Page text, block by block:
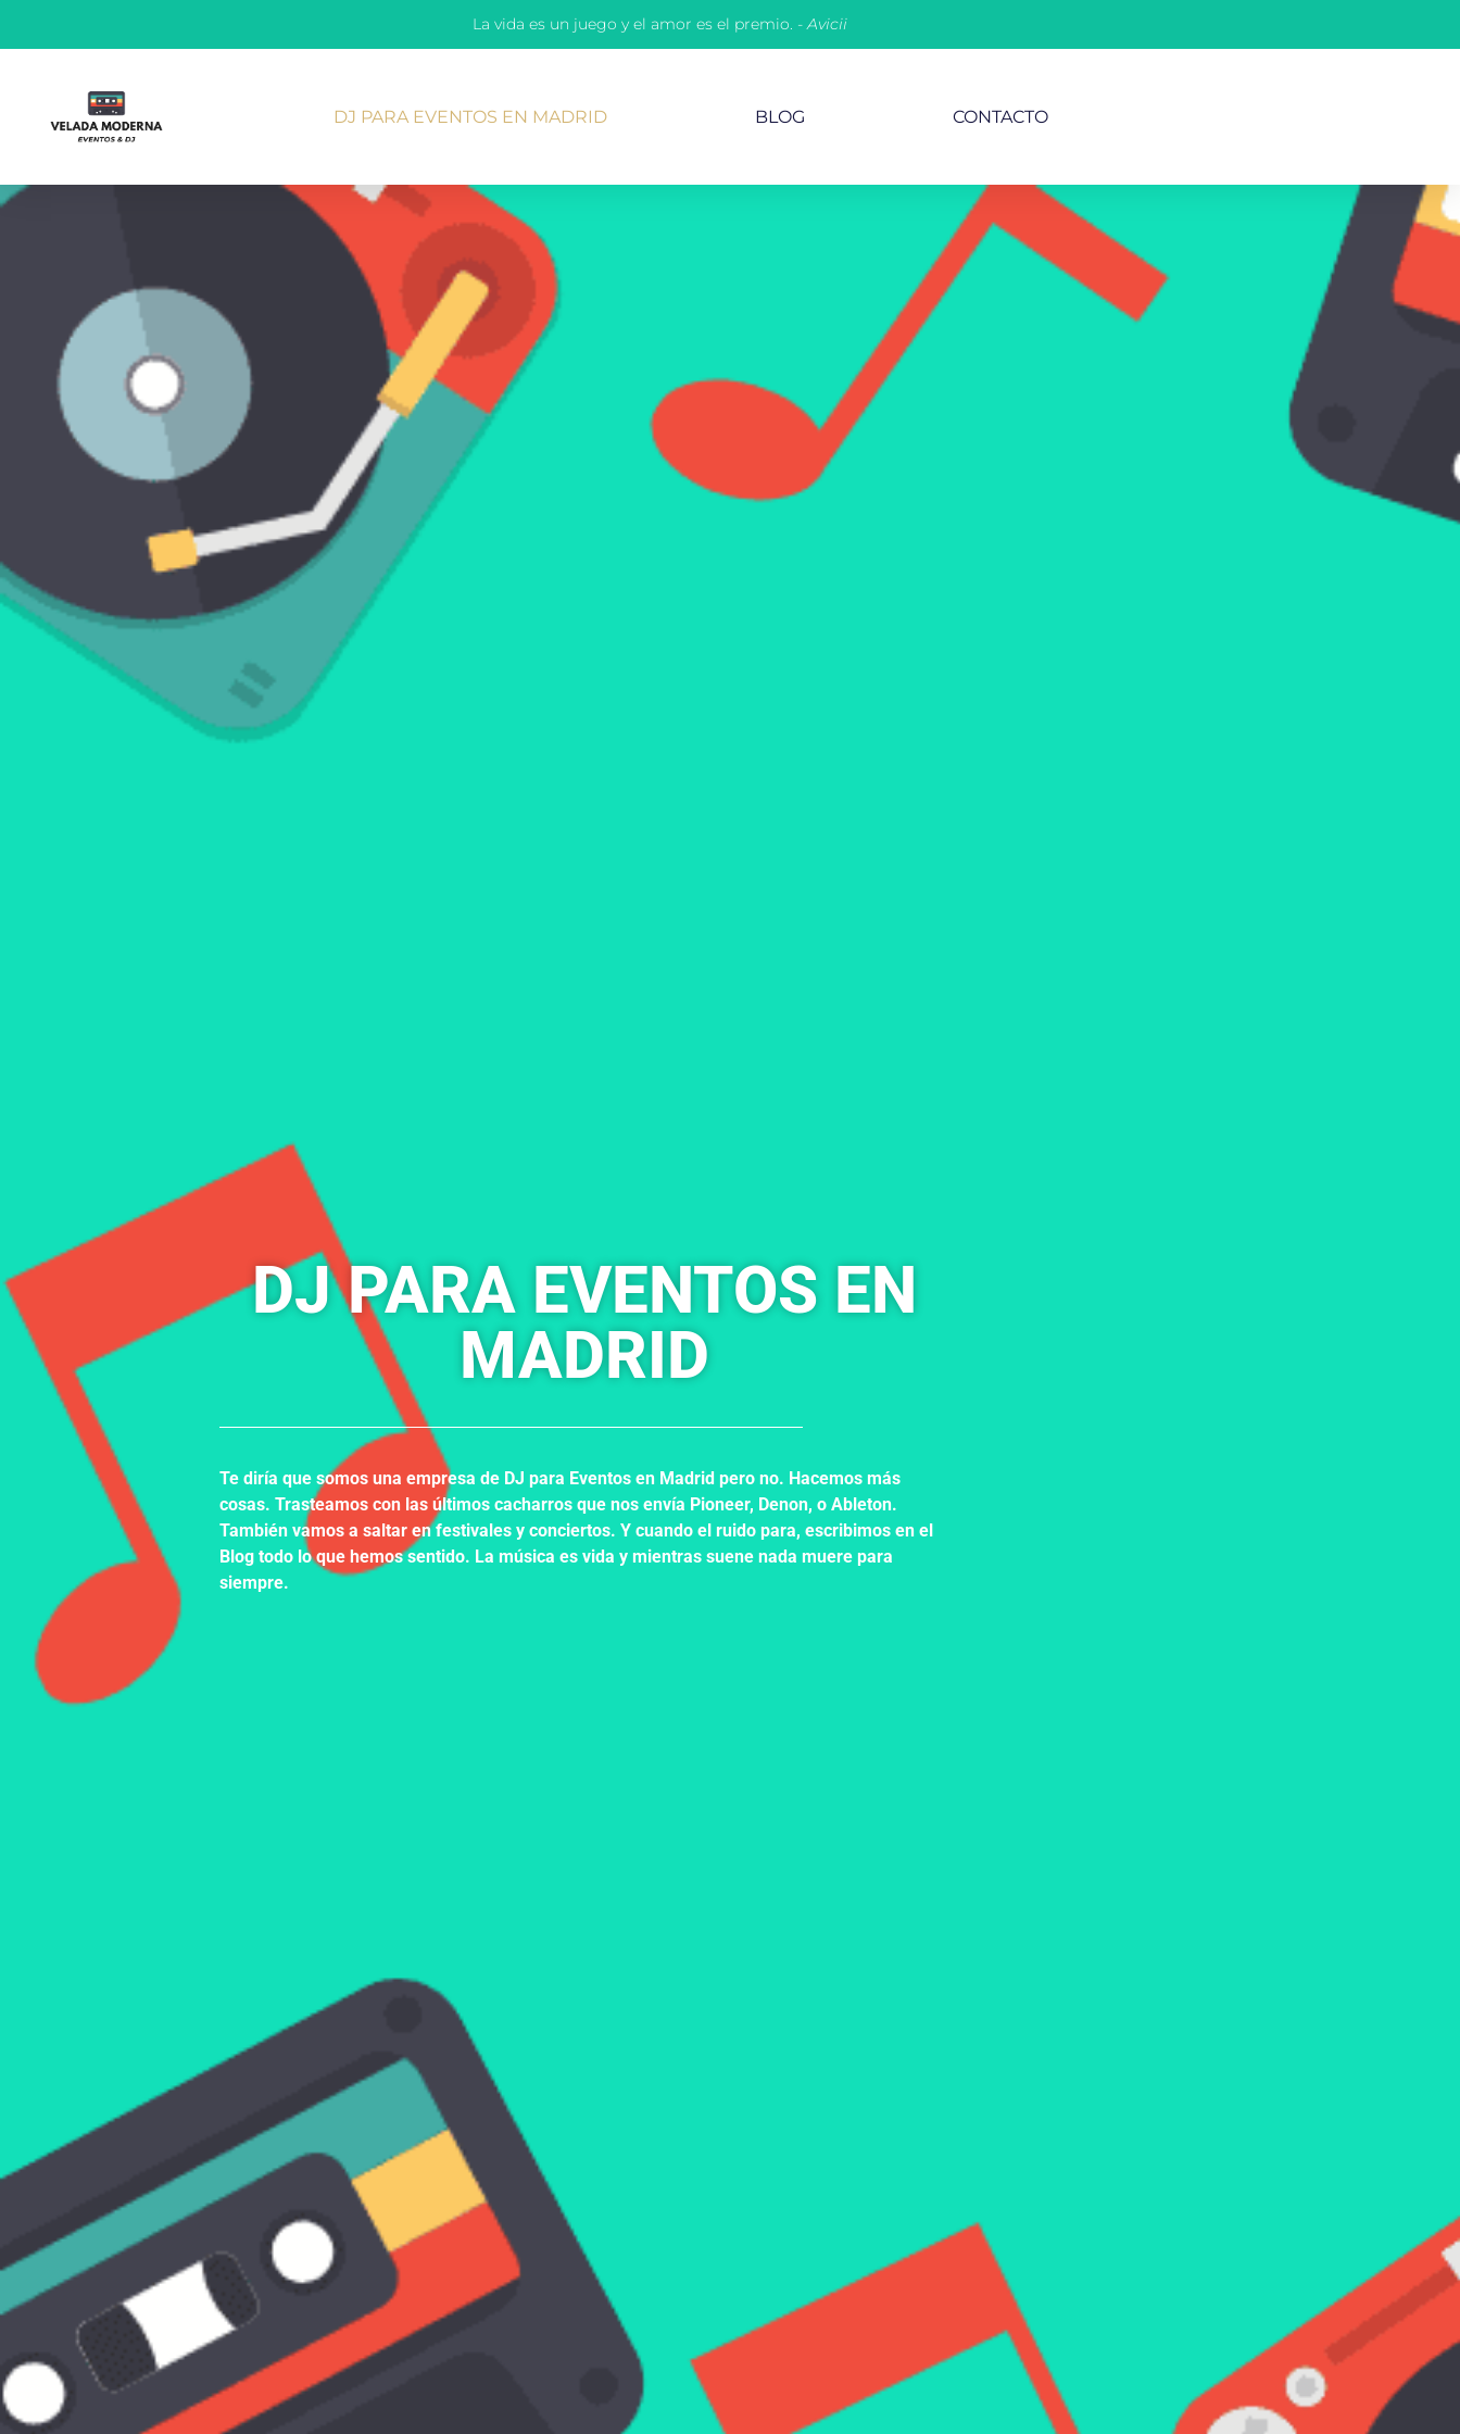
La vida es un juego y el amor es el premio. -Avicii
DJ PARA EVENTOS EN MADRID BLOG CONTACTO
DJ PARA EVENTOS EN
MADRID
Te diría que somos una empresa de DJ para Eventos en Madrid pero no. Hacemos más
cosas. Trasteamos con las últimos cacharros que nos envía Pioneer, Denon, o Ableton.
También vamos a saltar en festivales y conciertos. Y cuando el ruido para, escribimos en el
Blog todo lo que hemos sentido. La música es vida y mientras suene nada muere para
siempre.